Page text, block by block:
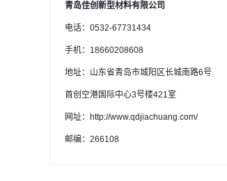
青岛佳创新型材料有限公司
电话：0532-67731434
手机：18660208608
地址：山东省青岛市城阳区长城南路6号
首创空港国际中心3号楼421室
网址：http://www.qdjiachuang.com/
邮编：266108